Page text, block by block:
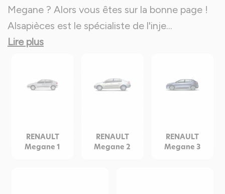
Megane ? Alors vous êtes sur la bonne page !
Alsapièces est le spécialiste de l'inje...
Lire plus
RENAULT
Megane 1
RENAULT
Megane 2
RENAULT
Megane 3